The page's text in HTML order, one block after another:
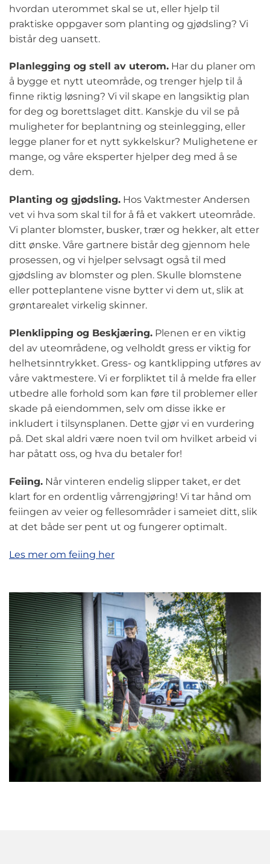
hvordan uterommet skal se ut, eller hjelp til
praktiske oppgaver som planting og gjødsling? Vi
bistår deg uansett.
Planlegging og stell av uterom. Har du planer om
å bygge et nytt uteområde, og trenger hjelp til å
finne riktig løsning? Vi vil skape en langsiktig plan
for deg og borettslaget ditt. Kanskje du vil se på
muligheter for beplantning og steinlegging, eller
legge planer for et nytt sykkelskur? Mulighetene er
mange, og våre eksperter hjelper deg med å se
dem.
Planting og gjødsling. Hos Vaktmester Andersen
vet vi hva som skal til for å få et vakkert uteområde.
Vi planter blomster, busker, trær og hekker, alt etter
ditt ønske. Våre gartnere bistår deg gjennom hele
prosessen, og vi hjelper selvsagt også til med
gjødsling av blomster og plen. Skulle blomstene
eller potteplantene visne bytter vi dem ut, slik at
grøntarealet virkelig skinner.
Plenklipping og Beskjæring. Plenen er en viktig
del av uteområdene, og velholdt gress er viktig for
helhetsinntrykket. Gress- og kantklipping utføres av
våre vaktmestere. Vi er forpliktet til å melde fra eller
utbedre alle forhold som kan føre til problemer eller
skade på eiendommen, selv om disse ikke er
inkludert i tilsynsplanen. Dette gjør vi en vurdering
på. Det skal aldri være noen tvil om hvilket arbeid vi
har påtatt oss, og hva du betaler for!
Feiing. Når vinteren endelig slipper taket, er det
klart for en ordentlig vårrengjøring! Vi tar hånd om
feiingen av veier og fellesområder i sameiet ditt, slik
at det både ser pent ut og fungerer optimalt.
Les mer om feiing her